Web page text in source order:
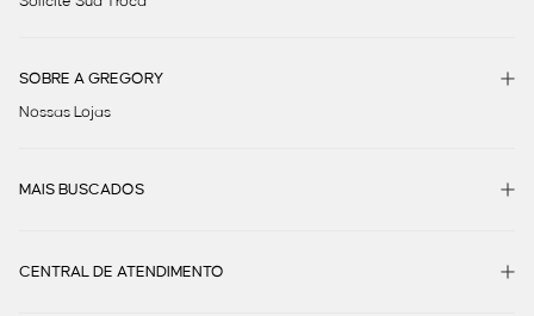
SOBRE A GREGORY
Nossas Lojas
MAIS BUSCADOS
CENTRAL DE ATENDIMENTO